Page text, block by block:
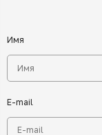
Имя
E-mail